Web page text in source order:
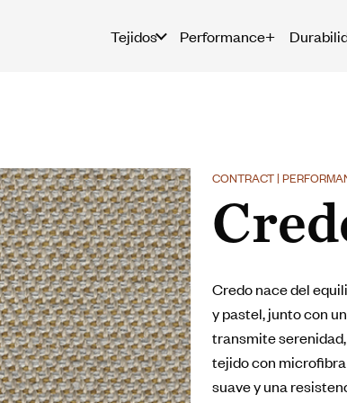
Tejidos
Performance+
CONTRACT |
Credo nace del
y pastel, junto con
transmite
tejido con
suave y una